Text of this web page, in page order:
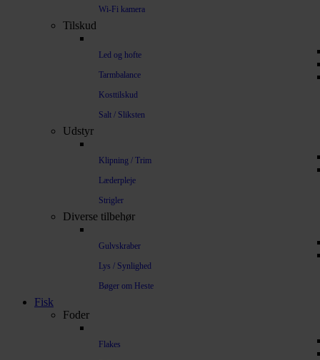
Wi-Fi kamera
Tilskud
Led og hofte
Tarmbalance
Kosttilskud
Salt / Sliksten
Udstyr
Klipning / Trim
Læderpleje
Strigler
Diverse tilbehør
Gulvskraber
Lys / Synlighed
Bøger om Heste
Fisk
Foder
Flakes